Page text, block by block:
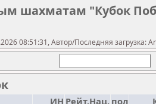
шахматам "Кубок
08:51:31, Автор/Последняя загрузка:
ИН Рейт.Нац. пол